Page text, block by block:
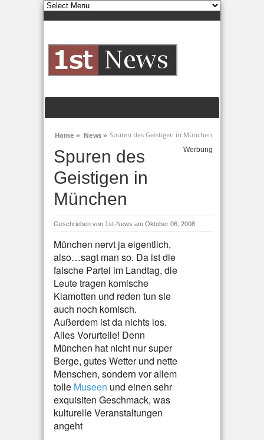
Home » News » Spuren des Geistigen in München
Spuren des
Geistigen in
München
Werbung
Geschrieben von 1st-News am Oktober 06, 2008
München nervt ja eigentlich,
also…sagt man so. Da ist die
falsche Partei im Landtag, die
Leute tragen komische
Klamotten und reden tun sie
auch noch komisch.
Außerdem ist da nichts los.
Alles Vorurteile! Denn
München hat nicht nur super
Berge, gutes Wetter und nette
Menschen, sondern vor allem
tolle Museen und einen sehr
exquisiten Geschmack, was
kulturelle Veranstaltungen
angeht